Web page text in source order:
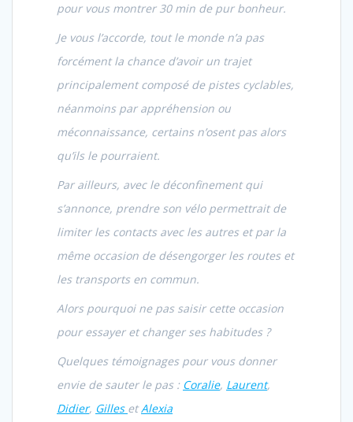
pour vous montrer 30 min de pur bonheur.
Je vous l’accorde, tout le monde n’a pas
forcément la chance d’avoir un trajet
principalement composé de pistes cyclables,
néanmoins par appréhension ou
méconnaissance, certains n’osent pas alors
qu’ils le pourraient.
Par ailleurs, avec le déconfinement qui
s’annonce, prendre son vélo permettrait de
limiter les contacts avec les autres et par la
même occasion de désengorger les routes et
les transports en commun.
Alors pourquoi ne pas saisir cette occasion
pour essayer et changer ses habitudes ?
Quelques témoignages pour vous donner
envie de sauter le pas : Coralie, Laurent,
Didier, Gilles etAlexia